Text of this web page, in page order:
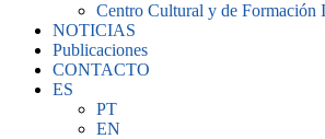
Centro Cultural y de Formación
NOTICIAS
Publicaciones
CONTACTO
ES
PT
EN